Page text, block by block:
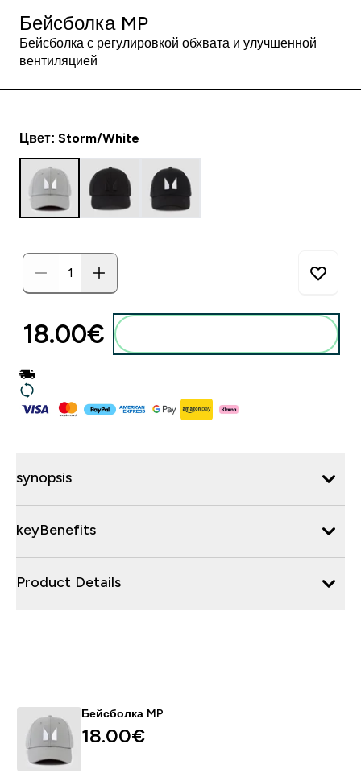
Бейсболка MP
Бейсболка с регулировкой обхвата и улучшенной
вентиляцией
Цвет: Storm/White
18.00€‎
synopsis
keyBenefits
Product Details
Бейсболка MP
18.00€‎